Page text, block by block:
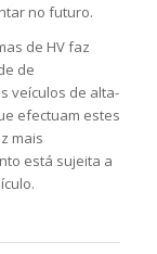
no futuro.
de HV faz
de
veículos de alta-
efectuam estes
mais
está sujeita a